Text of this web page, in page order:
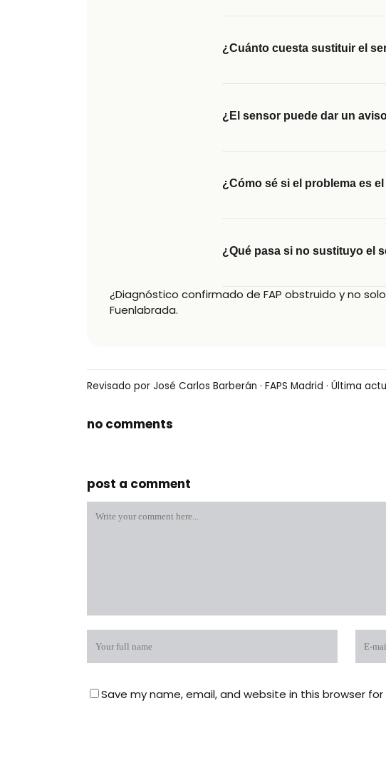
¿Cuánto cuesta sustituir el
¿El sensor puede dar un
¿Cómo sé si el problema es
¿Qué pasa si no sustituyo el
¿Diagnóstico confirmado de FAP obstruido y no
Fuenlabrada.
Revisado por José Carlos Barberán · FAPS Madrid · Última
no comments
post a comment
Save my name, email, and website in this browser